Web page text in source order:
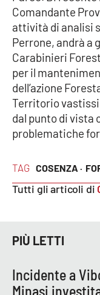
Cosenza
Lamezia Terme
PROGETTI
SPECIALI
Buona Sanità
LA
CALABRIAVISIONE
Destinazioni
Storie
TAG COSENZA ·
Tutti gli articoli di
Comandante
attività di analisi
Perrone, andrà a
Carabinieri
per il
dell’azione
Territorio
dal punto di vista
problematiche
PIÙ LETTI
Incidente a
Minasi